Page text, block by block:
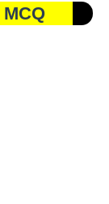
MCQ